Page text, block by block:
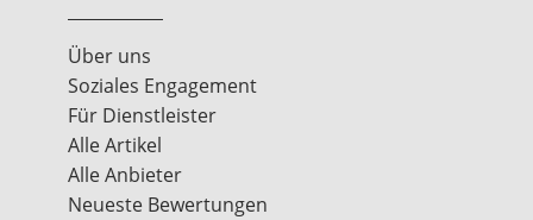
Über uns
Soziales Engagement
Für Dienstleister
Alle Artikel
Alle Anbieter
Neueste Bewertungen